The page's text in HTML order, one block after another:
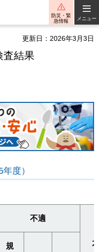
防災・緊
急情報
メニュー
更新日：2026年3月3日
査結果
度）
不適
規